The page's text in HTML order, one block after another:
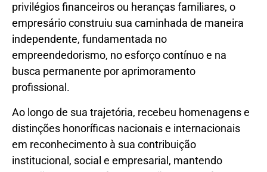
privilégios financeiros ou heranças familiares, o
empresário construiu sua caminhada de maneira
independente, fundamentada no
empreendedorismo, no esforço contínuo e na
busca permanente por aprimoramento
profissional.
Ao longo de sua trajetória, recebeu homenagens e
distinções honoríficas nacionais e internacionais
em reconhecimento à sua contribuição
institucional, social e empresarial, mantendo